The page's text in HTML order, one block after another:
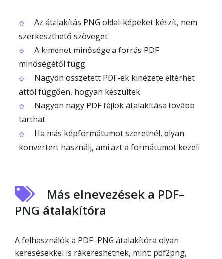
Az átalakítás PNG oldal-képeket készít, nem
szerkeszthető szöveget
A kimenet minősége a forrás PDF
minőségétől függ
Nagyon összetett PDF-ek kinézete eltérhet
attól függően, hogyan készültek
Nagyon nagy PDF fájlok átalakítása tovább
tarthat
Ha más képformátumot szeretnél, olyan
konvertert használj, ami azt a formátumot kezeli
Más elnevezések a PDF–
PNG átalakítóra
A felhasználók a PDF–PNG átalakítóra olyan
keresésekkel is rákereshetnek, mint: pdf2png,